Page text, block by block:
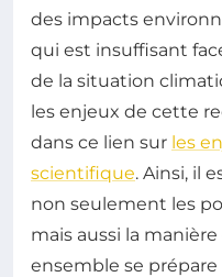
des impacts
qui est insuffisant
de la situation
les enjeux de cette
dans ce lien sur les
scientifique. Ainsi, il
non seulement les
mais aussi la
ensemble se